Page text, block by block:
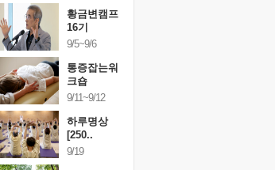
황금변캠프
16기
9/5~9/6
통증잡는워
크숍
9/11~9/12
하루명상
[250..
9/19